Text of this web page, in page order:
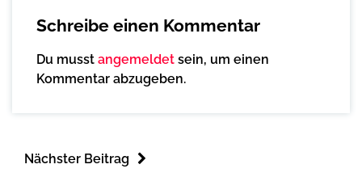
Schreibe einen Kommentar
Du musst angemeldet sein, um einen
Kommentar abzugeben.
Nächster Beitrag